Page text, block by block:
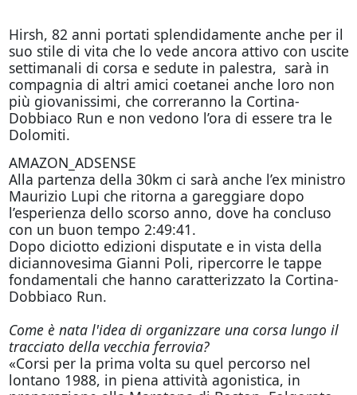
Hirsh, 82 anni portati splendidamente anche per il
suo stile di vita che lo vede ancora attivo con uscite
settimanali di corsa e sedute in palestra, sarà in
compagnia di altri amici coetanei anche loro non
più giovanissimi, che correranno la Cortina-
Dobbiaco Run e non vedono l’ora di essere tra le
Dolomiti.
AMAZON_ADSENSE
Alla partenza della 30km ci sarà anche l’ex ministro
Maurizio Lupi che ritorna a gareggiare dopo
l’esperienza dello scorso anno, dove ha concluso
con un buon tempo 2:49:41.
Dopo diciotto edizioni disputate e in vista della
diciannovesima Gianni Poli, ripercorre le tappe
fondamentali che hanno caratterizzato la Cortina-
Dobbiaco Run.
Come è nata l'idea di organizzare una corsa lungo il
tracciato della vecchia ferrovia?
«Corsi per la prima volta su quel percorso nel
lontano 1988, in piena attività agonistica, in